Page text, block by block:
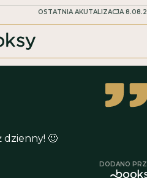
OSTATNIA AKUTALIZACJA
dzienny! 🙂
DODANO